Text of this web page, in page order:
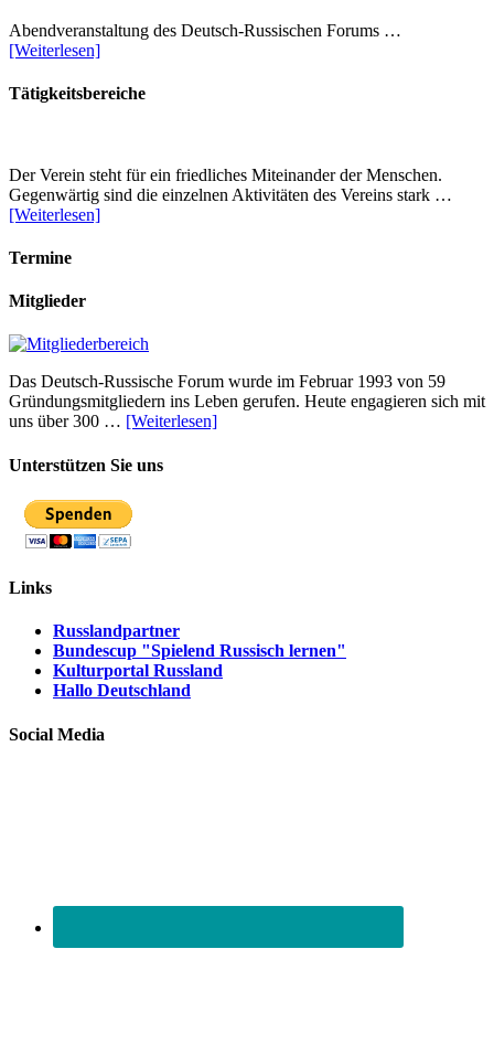
Abendveranstaltung des Deutsch-Russischen Forums …
[Weiterlesen]
Tätigkeitsbereiche
Der Verein steht für ein friedliches Miteinander der Menschen.
Gegenwärtig sind die einzelnen Aktivitäten des Vereins stark …
[Weiterlesen]
Termine
Mitglieder
Das Deutsch-Russische Forum wurde im Februar 1993 von 59
Gründungsmitgliedern ins Leben gerufen. Heute engagieren sich mit
uns über 300 … [Weiterlesen]
Unterstützen Sie uns
Links
Russlandpartner
Bundescup "Spielend Russisch lernen"
Kulturportal Russland
Hallo Deutschland
Social Media